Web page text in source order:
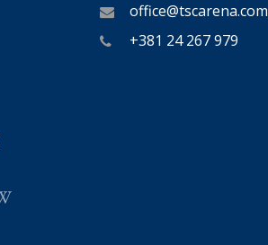
office@tscarena.com
+381 24 267 979